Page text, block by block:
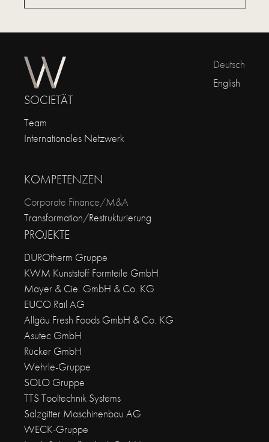
Deutsch
English
SOCIETÄT
Team
Internationales Netzwerk
KOMPETENZEN
Corporate Finance/M&A
Transformation/Restrukturierung
PROJEKTE
DUROtherm Gruppe
KWM Kunststoff Formteile GmbH
Mayer & Cie. GmbH & Co. KG
EUCO Rail AG
Allgäu Fresh Foods GmbH & Co. KG
Asutec GmbH
Rücker GmbH
Wehrle-Gruppe
SOLO Gruppe
TTS Tooltechnik Systems
Salzgitter Maschinenbau AG
WECK-Gruppe